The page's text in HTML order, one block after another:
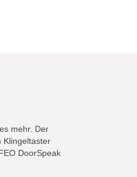
mehr. Der
Klingeltaster
DoorSpeak